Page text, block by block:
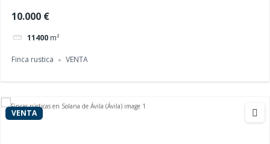
10.000 €
11400 m²
Finca rustica VENTA
VENTA